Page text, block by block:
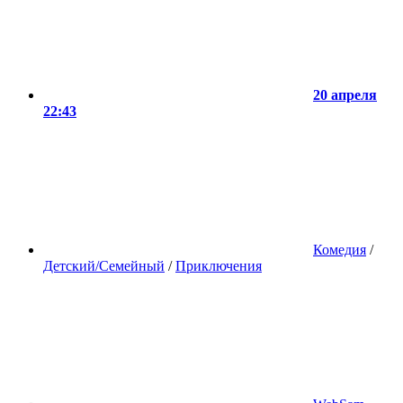
20 апреля
22:43
Комедия /
Детский/Семейный /Приключения